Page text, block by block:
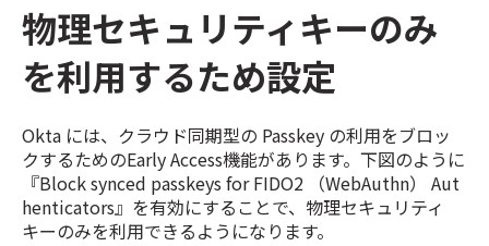
物理セキュリティキーのみ
を利用するため設定
Okta には、クラウド同期型の Passkey の利用をブロッ
クするためのEarly Access機能があります。下図のように
『Block synced passkeys for FIDO2 （WebAuthn） Aut
henticators』を有効にすることで、物理セキュリティ
キーのみを利用できるようになります。